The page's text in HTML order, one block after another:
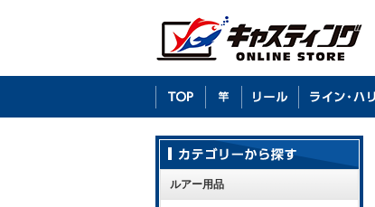
ルアー用品